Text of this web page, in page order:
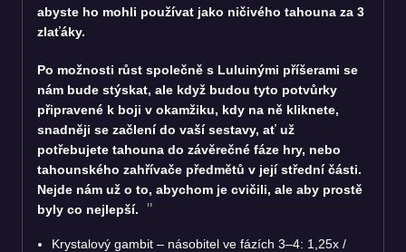
abyste ho mohli používat jako ničivého tahouna za 3
zlaťáky.
Po možnosti růst společně s Luluinými příšerami se
nám bude stýskat, ale když budou tyto potvůrky
připravené k boji v okamžiku, kdy na ně kliknete,
snadněji se začlení do vaší sestavy, ať už
potřebujete tahouna do závěrečné fáze hry, nebo
tahounského zahřívače předmětů v její střední části.
Nejde nám už o to, abychom je cvičili, ale aby prostě
byly co nejlepší.
Krystalový gambit – násobitel ve fázích 3–4: 1,25x /